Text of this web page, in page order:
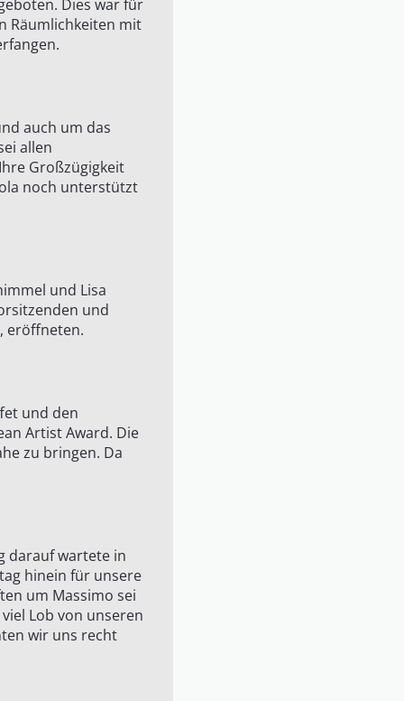
Dies war für
Räumlichkeiten mit
auch um das
allen
Großzügigkeit
noch unterstützt
und Lisa
und
eröffneten.
und den
Artist Award. Die
zu bringen. Da
darauf wartete in
hinein für unsere
um Massimo sei
Lob von unseren
wir uns recht